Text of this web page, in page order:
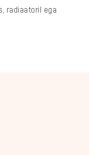
radiaatoril ega